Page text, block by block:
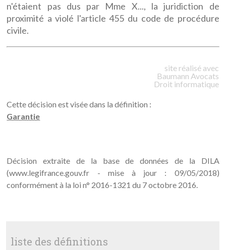
n'étaient pas dus par Mme X..., la juridiction de
proximité a violé l'article 455 du code de procédure
civile.
site réalisé avec
Baumann Avocats
Droit informatique
Cette décision est visée dans la définition :
Garantie
Décision extraite de la base de données de la DILA
(www.legifrance.gouv.fr - mise à jour : 09/05/2018)
conformément à la loi n° 2016-1321 du 7 octobre 2016.
liste des définitions